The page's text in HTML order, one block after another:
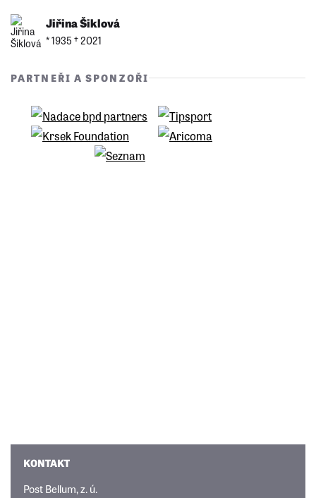
Jiřina Šiklová
* 1935 †︎ 2021
PARTNEŘI A SPONZOŘI
KONTAKT
Post Bellum, z. ú.